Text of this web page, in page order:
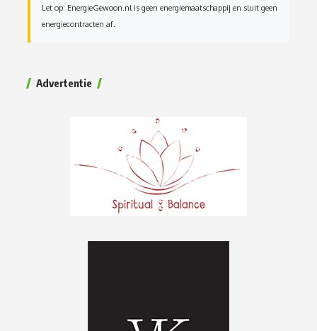
Let op: EnergieGewoon.nl is geen energiemaatschappij en sluit geen
energiecontracten af.
Advertentie